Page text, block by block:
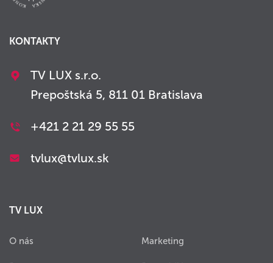
KONTAKTY
TV LUX s.r.o.
Prepoštská 5, 811 01 Bratislava
+421 2 21 29 55 55
tvlux@tvlux.sk
TV LUX
O nás Marketing